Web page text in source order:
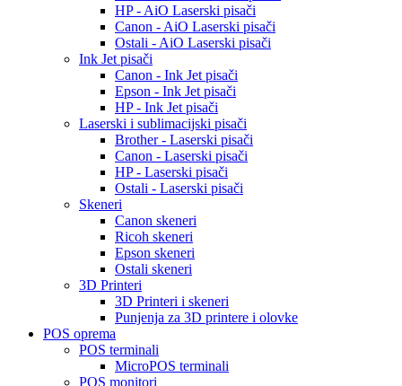
HP - AiO Laserski pisači
Canon - AiO Laserski pisači
Ostali - AiO Laserski pisači
Ink Jet pisači
Canon - Ink Jet pisači
Epson - Ink Jet pisači
HP - Ink Jet pisači
Laserski i sublimacijski pisači
Brother - Laserski pisači
Canon - Laserski pisači
HP - Laserski pisači
Ostali - Laserski pisači
Skeneri
Canon skeneri
Ricoh skeneri
Epson skeneri
Ostali skeneri
3D Printeri
3D Printeri i skeneri
Punjenja za 3D printere i olovke
POS oprema
POS terminali
MicroPOS terminali
POS monitori